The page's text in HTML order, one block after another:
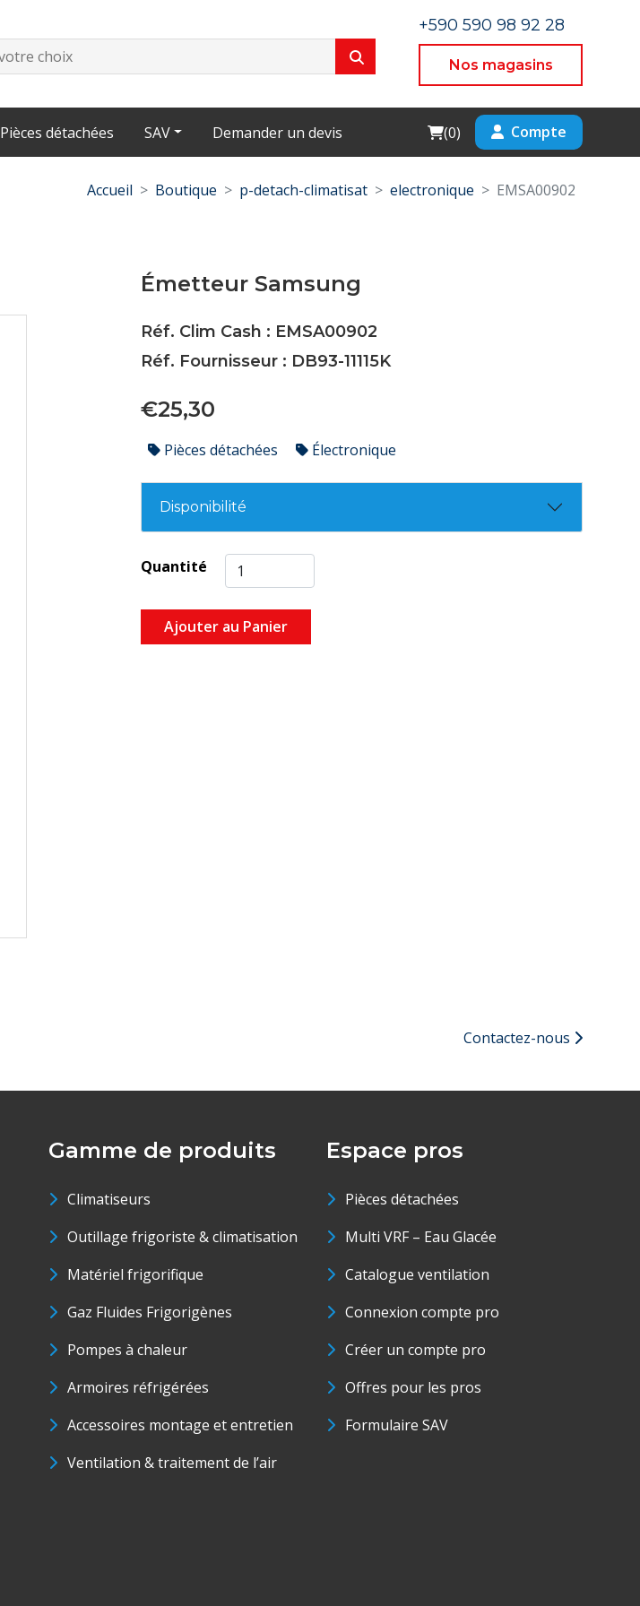
+590 590 98 92 28
Nos magasins
Pièces détachées SAV Demander un devis Cart
(0) Compte
Accueil Boutique p-detach-climatisat electronique EMSA00902
Émetteur Samsung
Réf. Clim Cash : EMSA00902
Réf. Fournisseur : DB93-11115K
€25,30
Pièces détachées Électronique
Disponibilité
Quantité
Ajouter au Panier
Contactez-nous
Gamme de produits
Climatiseurs
Outillage frigoriste & climatisation
Matériel frigorifique
Gaz Fluides Frigorigènes
Pompes à chaleur
Armoires réfrigérées
Accessoires montage et entretien
Ventilation & traitement de l’air
Espace pros
Pièces détachées
Multi VRF – Eau Glacée
Catalogue ventilation
Connexion compte pro
Créer un compte pro
Offres pour les pros
Formulaire SAV